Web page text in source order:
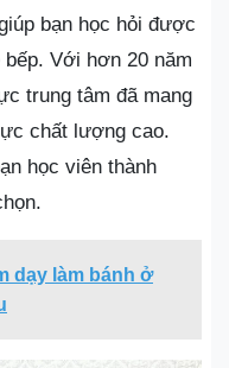
bạn học hỏi được
Với hơn 20 năm
trung tâm đã mang
chất lượng cao.
học viên thành
dạy làm bánh ở